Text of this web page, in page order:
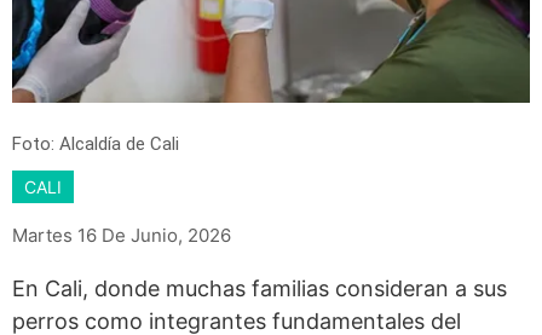
Foto: Alcaldía de Cali
CALI
Martes 16 De Junio, 2026
En Cali, donde muchas familias consideran a sus
perros como integrantes fundamentales del